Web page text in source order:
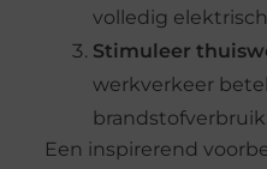
volledig
Stimuleer
werkverkeer
brandstofverbruik.
Een inspirerend